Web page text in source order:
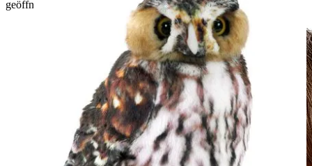
geöffnetem Schnabel, stehend auf Gras vor rosa Blüten